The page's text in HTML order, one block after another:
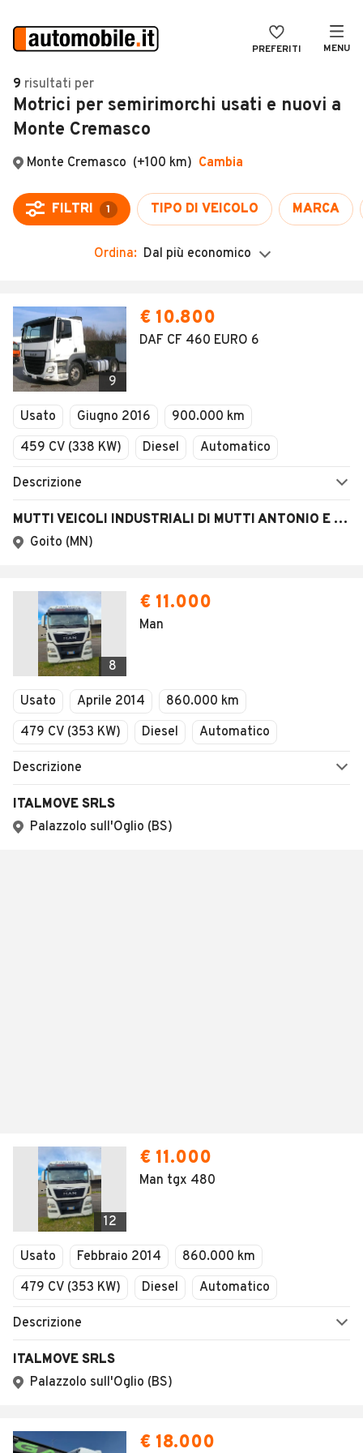
PREFERITI MENU
Auto
Auto usate
Auto Km 0
Auto Nuove
Moto
Camper
Veicoli Commerciali
Concessionari
VENDI
MAGAZINE
ACCEDI
9 risultati per
Motrici per semirimorchi usati e nuovi a
Monte Cremasco
Monte Cremasco (+100 km) Cambia
FILTRI 1 TIPO DI VEICOLO MARCA
Ordina: Dal più economico